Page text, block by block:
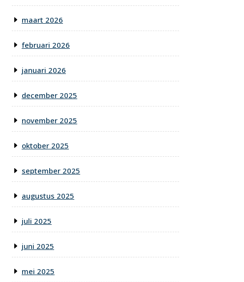
maart 2026
februari 2026
januari 2026
december 2025
november 2025
oktober 2025
september 2025
augustus 2025
juli 2025
juni 2025
mei 2025